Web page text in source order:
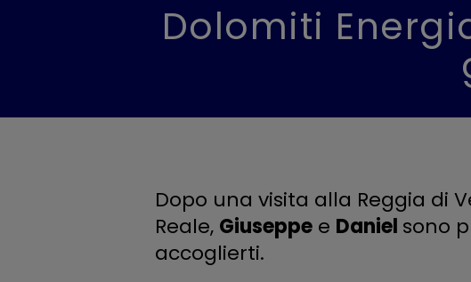
Dolomiti
Dopo una visita alla Reggia di
Reale, Giuseppe e Daniel sono
accoglierti.